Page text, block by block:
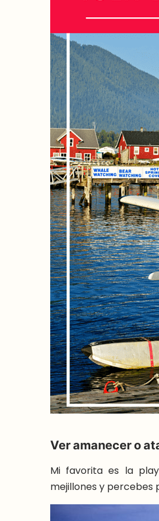
Ver amanecer o
Mi favorita es la
mejillones y percebes